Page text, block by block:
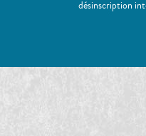
désinscription